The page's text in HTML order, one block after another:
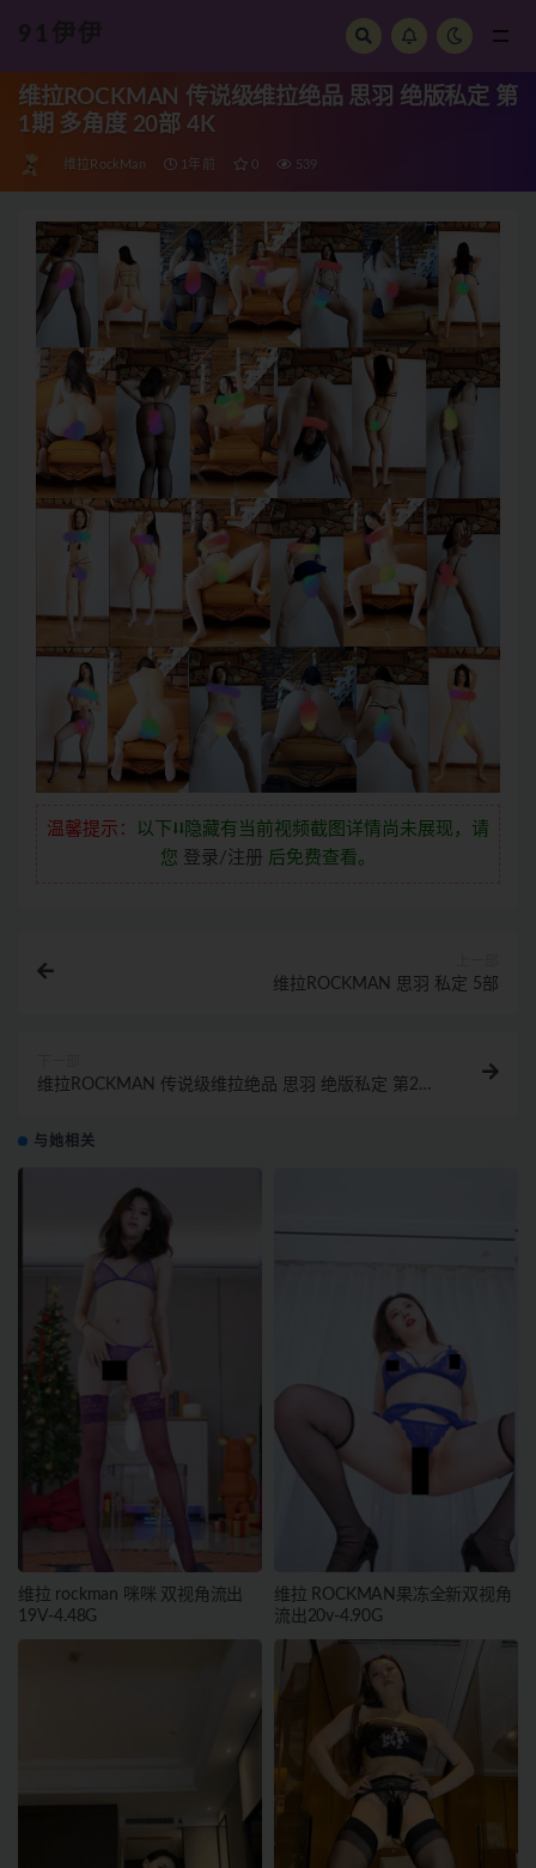
维拉ROCKMAN 传说级维拉绝品 思羽 绝版私定 第
1期 多角度 20部 4K
维拉RockMan 1年前 0 539
温馨提示：
以下⭣⭣隐藏有当前视频截图详情尚未展现，请
您 登录/注册 后免费查看。
维拉ROCKMAN 思羽 私定 5部
维拉ROCKMAN 传说级维拉绝品 思羽 绝版私定 第2期
与她相关
维拉 rockman 咪咪 双视角流出
19V-4.48G
维拉 ROCKMAN果冻全新双视角
流出20v-4.90G